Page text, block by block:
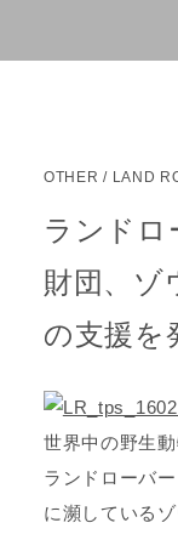
OTHER / LAND
ランドロ
財団、ゾ
の支援を
世界中の野生
ランドローバ
に瀕している